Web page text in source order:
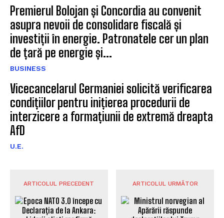
Premierul Bolojan și Concordia au convenit
asupra nevoii de consolidare fiscală și
investiții în energie. Patronatele cer un plan
de țară pe energie și...
BUSINESS
Vicecancelarul Germaniei solicită verificarea
condițiilor pentru inițierea procedurii de
interzicere a formațiunii de extremă dreapta
AfD
U.E.
ARTICOLUL PRECEDENT ARTICOLUL URMĂTOR